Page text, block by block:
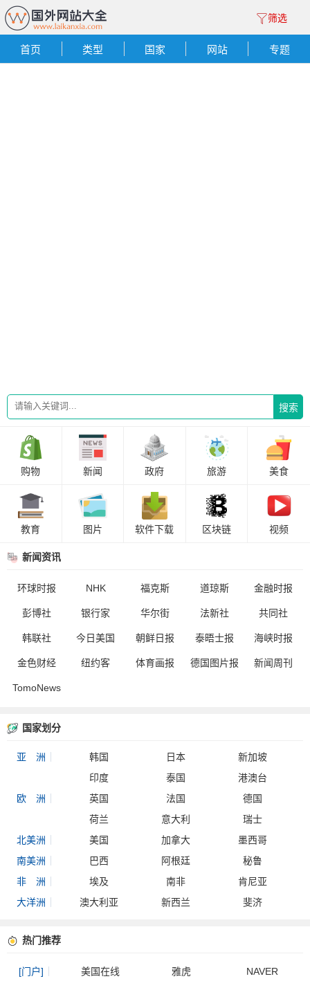
筛选
首页 类型 国家 网站 专题
搜索
购物 新闻 政府 旅游 美食
教育 图片 软件下载 区块链 视频
新闻资讯
环球时报 NHK 福克斯 道琼斯 金融时报
彭博社 银行家 华尔街 法新社 共同社
韩联社 今日美国 朝鲜日报 泰晤士报 海峡时报
金色财经 纽约客 体育画报 德国图片报 新闻周刊
TomoNews
国家划分
亚 洲 韩国 日本
新加坡
印度
泰国
港澳台
欧 洲
英国 法国
德国
荷兰
意大利
瑞士
北美洲
美国 加拿大
墨西哥
南美洲
巴西 阿根廷
秘鲁
非 洲
埃及 南非
肯尼亚
大洋洲
澳大利亚 新西兰 斐济
热门推荐
[门户] 美国在线 雅虎 NAVER